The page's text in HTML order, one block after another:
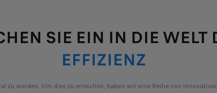
SIE EIN IN DIE WELT
EFFIZIENZ
zu werden. Um dies zu erreichen, haben wir eine Reihe von